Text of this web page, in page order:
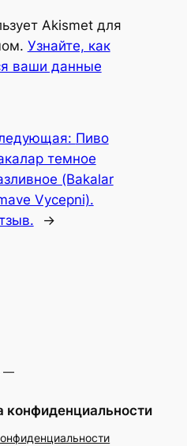
Akismet для
Узнайте, как
ваши данные
Пиво
темное
(Bakalar
Vycepni).
→
—
конфиденциальности